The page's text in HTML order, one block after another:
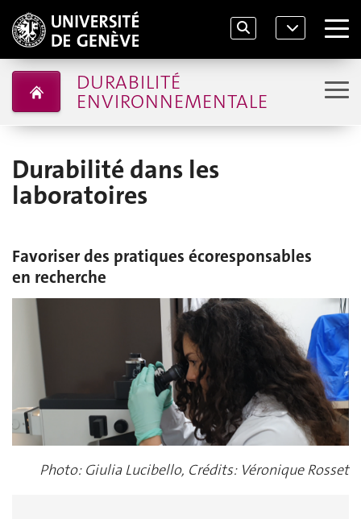
DURABILITÉ
ENVIRONNEMENTALE
Durabilité dans les
laboratoires
Favoriser des pratiques écoresponsables
en recherche
Photo: Giulia Lucibello, Crédits: Véronique Rosset